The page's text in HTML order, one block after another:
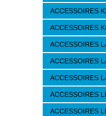
ACCESSOIRES
ACCESSOIRES
ACCESSOIRES
ACCESSOIRES
ACCESSOIRES
ACCESSOIRES
ACCESSOIRES